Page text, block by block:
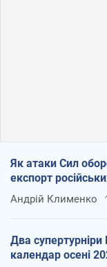
Як атаки Сил
експорт
Андрій Клименко
Два супертурніри
календар осені